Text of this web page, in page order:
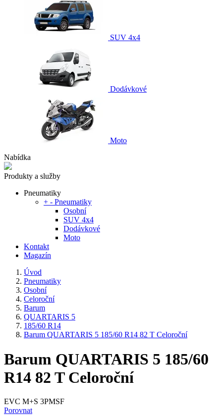
SUV 4x4
Dodávkové
Moto
Nabídka
Produkty a služby
Pneumatiky
+ - Pneumatiky
Osobní
SUV 4x4
Dodávkové
Moto
Kontakt
Magazín
Úvod
Pneumatiky
Osobní
Celoroční
Barum
QUARTARIS 5
185/60 R14
Barum QUARTARIS 5 185/60 R14 82 T Celoroční
Barum QUARTARIS 5 185/60
R14 82 T Celoroční
EVC M+S 3PMSF
Porovnat